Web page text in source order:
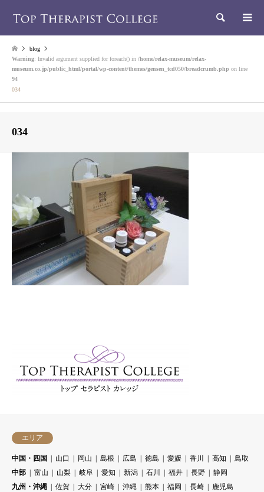
検索
blog
Warning: Invalid argument supplied for foreach() in /home/relax-museum/relax-
museum.co.jp/public_html/portal/wp-content/themes/gensen_tcd050/breadcrumb.php on line
94
034
034
エリア
中国・四国 山口 岡山 島根 広島 徳島 愛媛 香川 高知
鳥取
中部
富山 山梨 岐阜 愛知 新潟 石川 福井 長野
静岡
九州・沖縄
佐賀 大分 宮崎 沖縄 熊本 福岡 長崎
鹿児島